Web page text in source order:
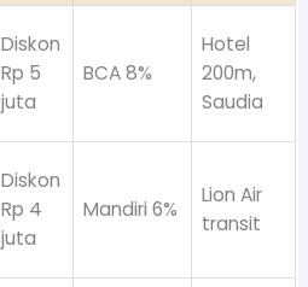
Diskon
Rp 5
juta
BCA 8%
Hotel
200m,
Saudia
Diskon
Rp 4
juta
Mandiri 6%
Lion Air
transit